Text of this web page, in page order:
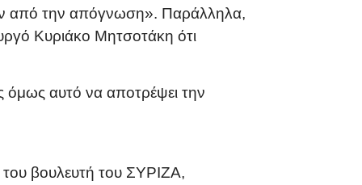
από την απόγνωση». Παράλληλα,
Κυριάκο Μητσοτάκη ότι
όμως αυτό να αποτρέψει την
βουλευτή του ΣΥΡΙΖΑ,